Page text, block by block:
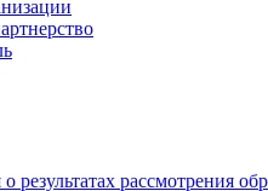
результатах рассмотрения